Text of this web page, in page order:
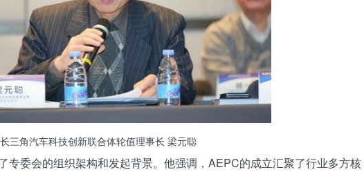
长三角汽车科技创新联合体轮值理事长 梁元聪
专委会的组织架构和发起背景。他强调，AEPC的成立汇聚了行业多方核